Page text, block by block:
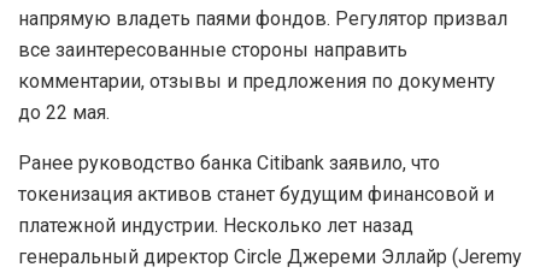
напрямую владеть паями фондов. Регулятор призвал
все заинтересованные стороны направить
комментарии, отзывы и предложения по документу
до 22 мая.
Ранее руководство банка Citibank заявило, что
токенизация активов станет будущим финансовой и
платежной индустрии. Несколько лет назад
генеральный директор Circle Джереми Эллайр (Jeremy